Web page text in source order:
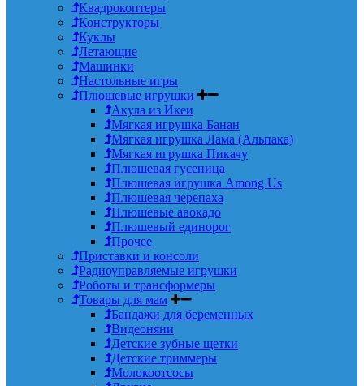
Квадрокоптеры
Конструкторы
Куклы
Летающие
Машинки
Настольные игры
Плюшевые игрушки
Акула из Икеи
Мягкая игрушка Банан
Мягкая игрушка Лама (Альпака)
Мягкая игрушка Пикачу
Плюшевая гусеница
Плюшевая игрушка Among Us
Плюшевая черепаха
Плюшевые авокадо
Плюшевый единорог
Прочее
Приставки и консоли
Радиоуправляемые игрушки
Роботы и трансформеры
Товары для мам
Бандажи для беременных
Видеоняни
Детские зубные щетки
Детские триммеры
Молокоотсосы